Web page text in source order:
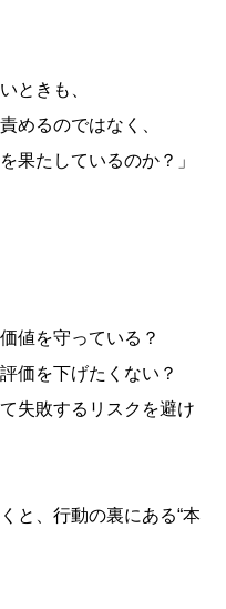
ときも、
めるのではなく、
果たしているのか？」
値を守っている？
価を下げたくない？
失敗するリスクを避け
と、行動の裏にある“本